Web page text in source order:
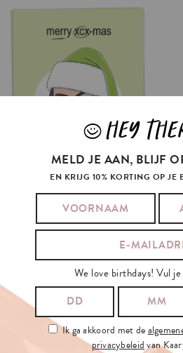
XCX-MAS
OPTIES SELECTEREN
JHEY
MELD JE AAN, BLIJF
EN KRIJG 10% KORTING OP JE
We love birthdays! Vul
Ik ga akkoord met de
privacybeleidvan